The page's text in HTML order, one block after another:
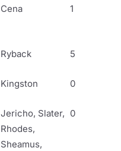
Cena 1
Ryback 5
Kingston 0
Jericho, Slater,
Rhodes,
Sheamus,
0